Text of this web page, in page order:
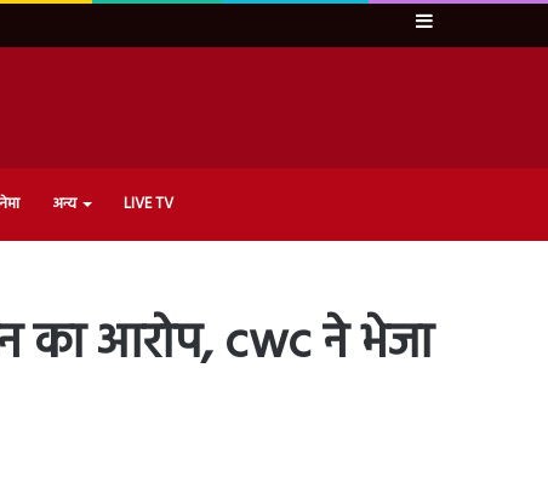
Sidebar
अन्य LIVE TV
का आरोप, cwc ने भेजा